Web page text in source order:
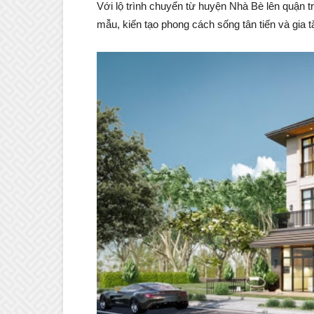
Với lộ trình chuyển từ huyện Nhà Bè lên quận
mẫu, kiến tạo phong cách sống tân tiến và gia